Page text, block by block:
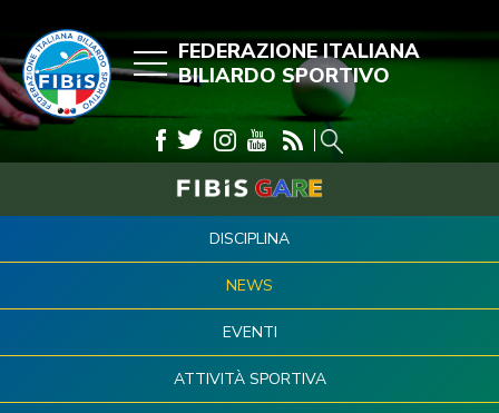
FEDERAZIONE ITALIANA
BILIARDO SPORTIVO
DISCIPLINA
NEWS
EVENTI
ATTIVITÀ SPORTIVA